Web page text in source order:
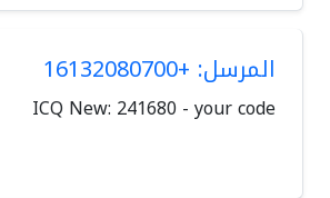
المرسل: +16132080700
ICQ New: 241680 - your code